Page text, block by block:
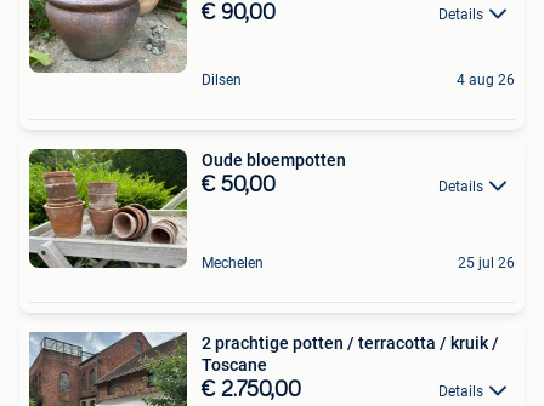
€ 90,00 Details
Dilsen 4 aug 26
Oude bloempotten
€ 50,00 Details
Mechelen 25 jul 26
2 prachtige potten / terracotta / kruik /
Toscane
€ 2.750,00 Details